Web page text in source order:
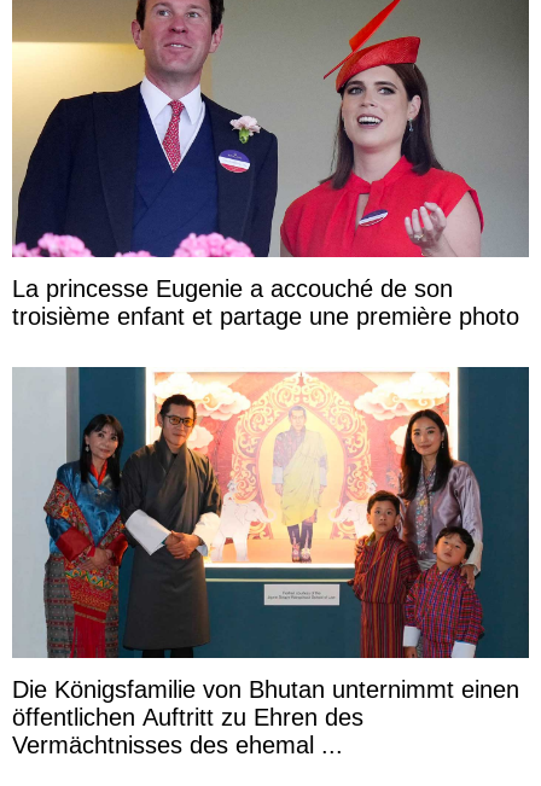
La princesse Eugenie a accouché de son
troisième enfant et partage une première photo
Die Königsfamilie von Bhutan unternimmt einen
öffentlichen Auftritt zu Ehren des
Vermächtnisses des ehemal ...